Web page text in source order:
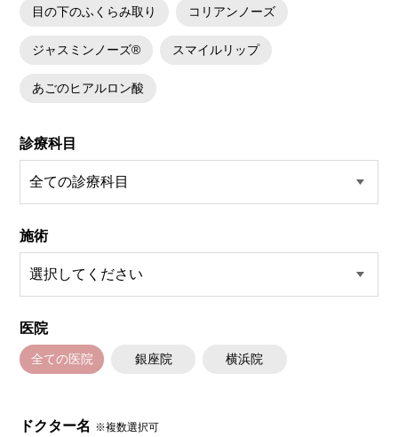
目の下のふくらみ取り コリアンノーズ
ジャスミンノーズ® スマイルリップ
あごのヒアルロン酸
診療科目
施術
医院
全ての医院 銀座院 横浜院
ドクター名 ※複数選択可